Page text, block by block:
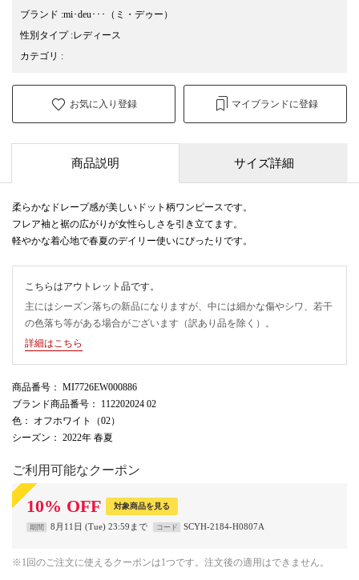
ブランド :mi･deu･･･
（ミ・デゥー）
性別タイプ:レディース
カテゴリ :
お気に入り登録 マイブランドに登録
商品説明 サイズ詳細
柔らかなドレープ感が美しいドット柄ワンピースです。
フレア袖と裾の広がりが女性らしさを引き立てます。
軽やかな着心地で春夏のデイリー使いにぴったりです。
こちらはアウトレット品です。
主にはシーズン落ちの新品になりますが、中には細かな傷やシワ、若干
の色落ち等がある場合がございます（訳あり品を除く）。
詳細はこちら
商品番号 ： MI7726EW000886
ブランド商品番号 ： 112202024 02
色 ： オフホワイト（02）
シーズン ： 2022年 春夏
ご利用可能なクーポン
10% OFF 対象商品を見る
期間 8月11日 (Tue) 23:59まで コード SCYH-2184-H0807A
※1回のご注文に使えるクーポンは1つです。注文後の適用はできません。